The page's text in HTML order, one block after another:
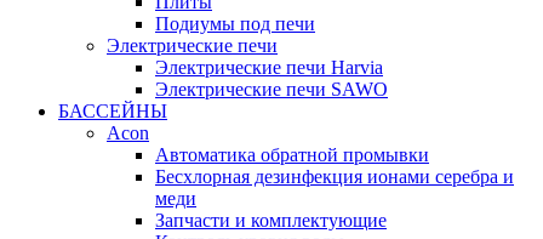
Подиумы под печи
Электрические печи
Электрические печи Harvia
Электрические печи SAWO
БАССЕЙНЫ
Acon
Автоматика обратной промывки
Беcхлорная дезинфекция ионами серебра и
меди
Запчасти и комплектующие